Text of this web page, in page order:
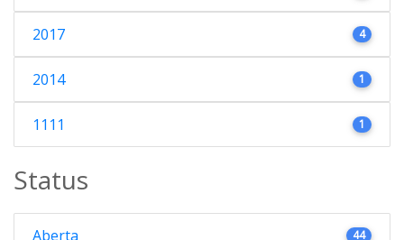
2017 4
2014 1
1111 1
Status
Aberta 44